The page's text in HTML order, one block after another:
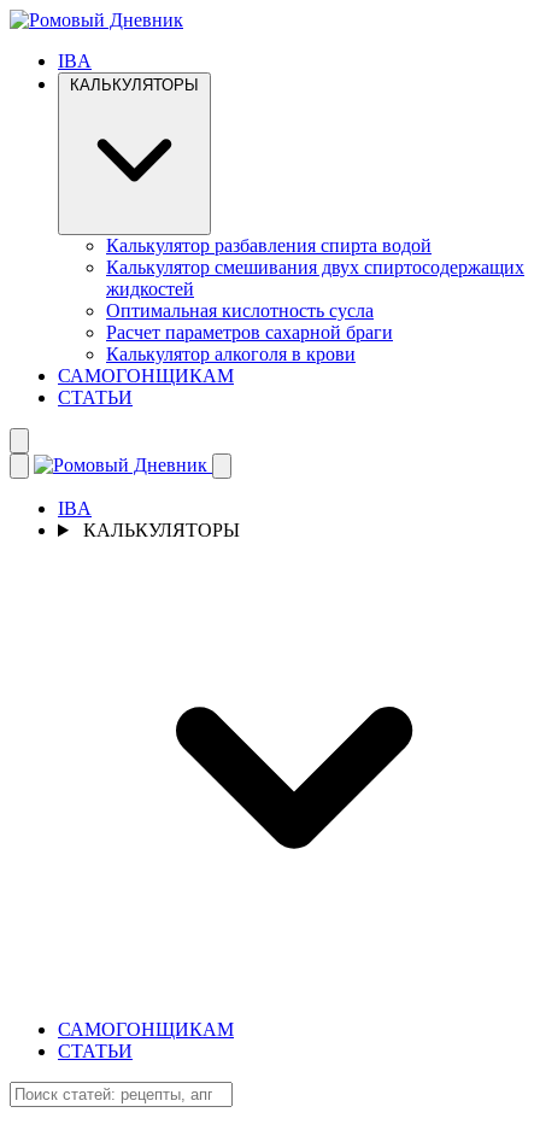
IBA
Калькулятор разбавления спирта водой
Калькулятор смешивания двух спиртосодержащих
жидкостей
Оптимальная кислотность сусла
Расчет параметров сахарной браги
Калькулятор алкоголя в крови
САМОГОНЩИКАМ
СТАТЬИ
IBA
КАЛЬКУЛЯТОРЫ
САМОГОНЩИКАМ
СТАТЬИ